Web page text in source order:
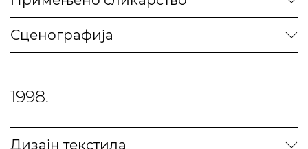
Сценографија
1998.
Дизајн текстила